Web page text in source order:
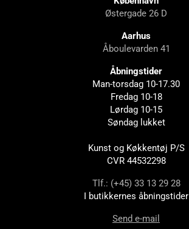
Østergade 26 D
Aarhus
Åboulevarden 41
Åbningstider
Man-torsdag 10-17.30
Fredag 10-18
Lørdag 10-15
Søndag lukket
Kunst og Køkkentøj P/S
CVR 44532298
Tlf.: (+45) 33 13 29 28
I butikkernes åbningstider
Send e-mail